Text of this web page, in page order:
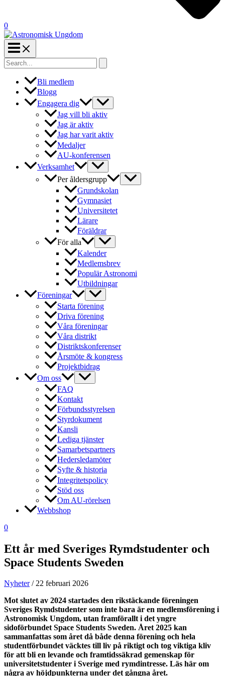
0
Search
for:
Bli medlem
Blogg
Engagera dig
Jag vill bli aktiv
Jag är aktiv
Jag har varit aktiv
Medaljer
AU-konferensen
Verksamhet
Per åldersgrupp
Grundskolan
Gymnasiet
Universitetet
Lärare
Föräldrar
För alla
Kalender
Medlemsbrev
Populär Astronomi
Utbildningar
Föreningar
Starta förening
Driva förening
Våra föreningar
Våra distrikt
Distriktskonferenser
Årsmöte & kongress
Projektbidrag
Om oss
FAQ
Kontakt
Förbundsstyrelsen
Styrdokument
Kansli
Lediga tjänster
Samarbetspartners
Hedersledamöter
Syfte & historia
Integritetspolicy
Stöd oss
Om AU-rörelsen
Webbshop
0
Ett år med Sveriges Rymdstudenter och
Space Students Sweden
Nyheter/22 februari 2026
Mot slutet av 2024 startades den rikstäckande föreningen
Sveriges Rymdstudenter som inte bara är en medlemsförening i
Astronomisk Ungdom, utan framförallt i det yngre
sidoförbundet Space Students Sweden. Året 2025 kan
sammanfattas som året då både denna förening och hela
studentförbundet väcktes till liv på riktigt och tog viktiga kliv
för att bli en levande och framtidssäkrad gemenskap för
universitetstudenter i Sverige med rymdintresse. Läs här om
några av höjdpunkterna under det gångna året.